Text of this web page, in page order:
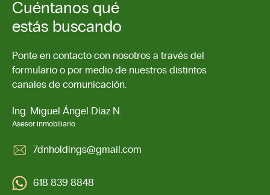
Cuéntanos qué
estás buscando
Ponte en contacto con nosotros a través del
formulario o por medio de nuestros distintos
canales de comunicación.
Ing. Miguel Ángel Díaz N.
Asesor inmobiliario
7dnholdings@gmail.com
618 839 8848